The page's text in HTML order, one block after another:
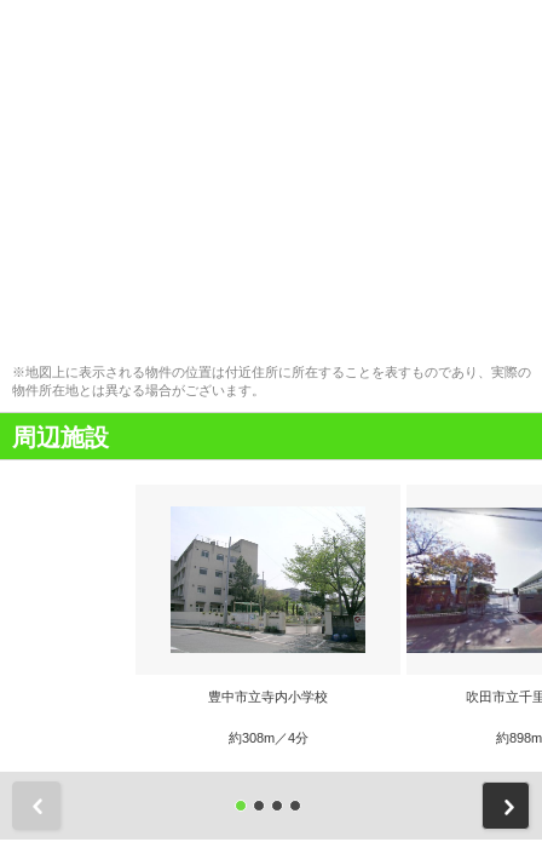
※地図上に表示される物件の位置は付近住所に所在することを表すものであり、実際の
物件所在地とは異なる場合がございます。
周辺施設
豊中市立寺内小学校
約308m／4分
吹田市立千
約